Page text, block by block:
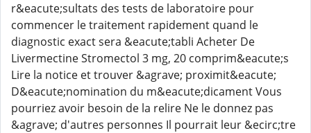
r&eacute;sultats des tests de laboratoire pour
commencer le traitement rapidement quand le
diagnostic exact sera &eacute;tabli Acheter De
Livermectine Stromectol 3 mg, 20 comprim&eacute;s
Lire la notice et trouver &agrave; proximit&eacute;
D&eacute;nomination du m&eacute;dicament Vous
pourriez avoir besoin de la relire Ne le donnez pas
&agrave; d'autres personnes Il pourrait leur &ecirc;tre